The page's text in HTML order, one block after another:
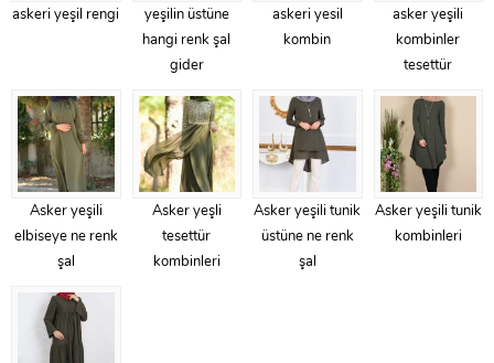
askeri yeşil rengi
yeşilin üstüne
hangi renk şal
gider
askeri yesil
kombin
asker yeşili
kombinler
tesettür
Asker yeşili
elbiseye ne renk
şal
Asker yeşli
tesettür
kombinleri
Asker yeşili tunik
üstüne ne renk
şal
Asker yeşili tunik
kombinleri